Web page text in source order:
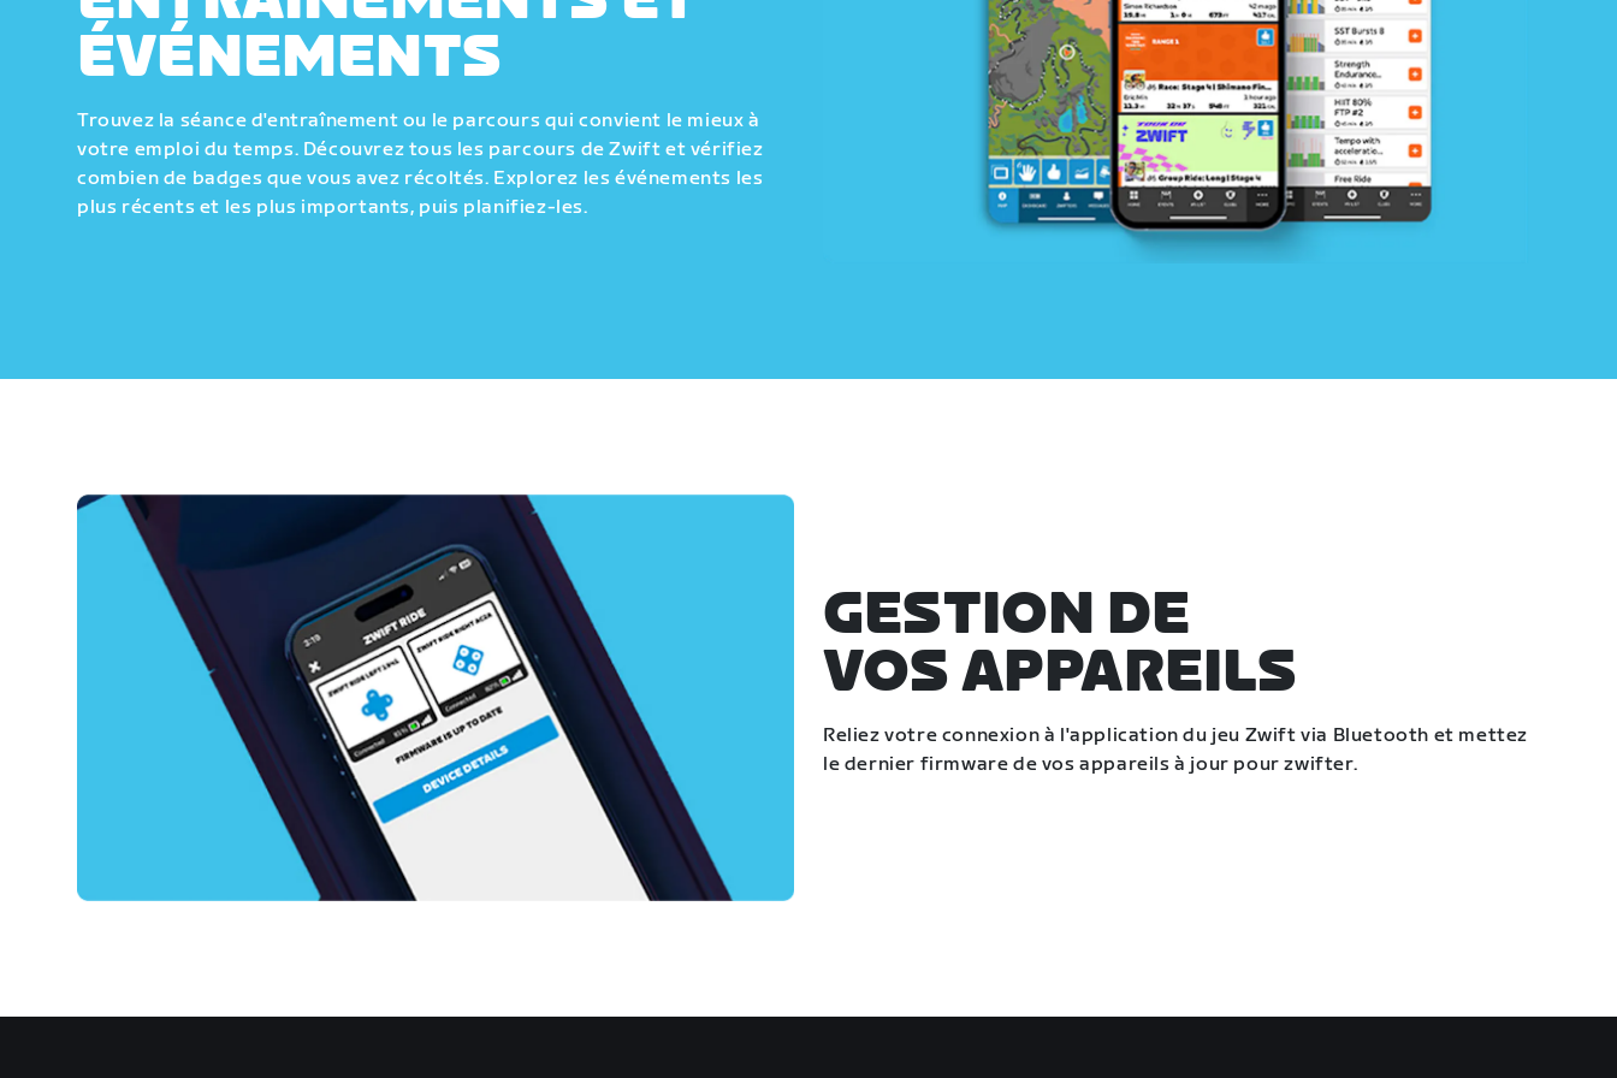
ÉVÉNEMENTS
Trouvez la séance d'entraînement ou le parcours qui convient le mieux à
votre emploi du temps. Découvrez tous les parcours de Zwift et vérifiez
combien de badges que vous avez récoltés. Explorez les événements les
plus récents et les plus importants, puis planifiez-les.
GESTION DE
VOS APPAREILS
Reliez votre connexion à l'application du jeu Zwift via Bluetooth et mettez
le dernier firmware de vos appareils à jour pour zwifter.